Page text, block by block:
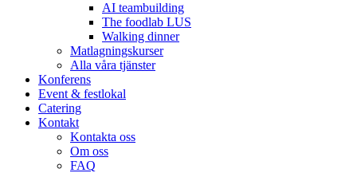
AI teambuilding
The foodlab LUS
Walking dinner
Matlagningskurser
Alla våra tjänster
Konferens
Event & festlokal
Catering
Kontakt
Kontakta oss
Om oss
FAQ